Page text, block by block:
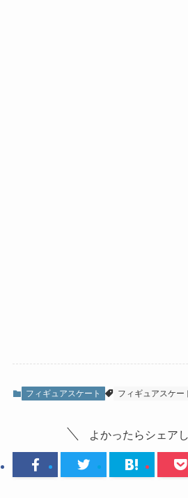
フィギュアスケート フィギュアスケー
よかったらシェア